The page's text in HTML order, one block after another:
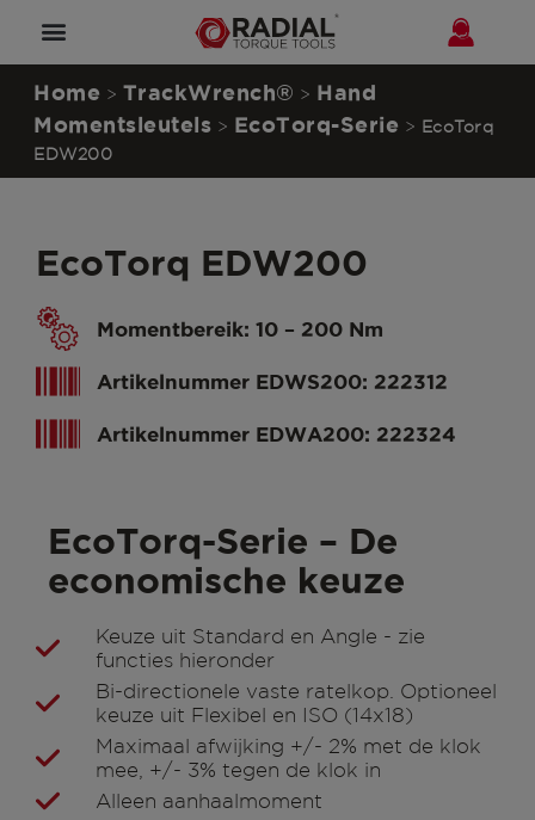
Home > TrackWrench® > Hand
Momentsleutels > EcoTorq-Serie > EcoTorq
EDW200
EcoTorq EDW200
Momentbereik: 10 – 200 Nm
Artikelnummer EDWS200: 222312
Artikelnummer EDWA200: 222324
EcoTorq-Serie – De
economische keuze
Keuze uit Standard en Angle - zie
functies hieronder
Bi-directionele vaste ratelkop. Optioneel
keuze uit Flexibel en ISO (14x18)
Maximaal afwijking +/- 2% met de klok
mee, +/- 3% tegen de klok in
Alleen aanhaalmoment